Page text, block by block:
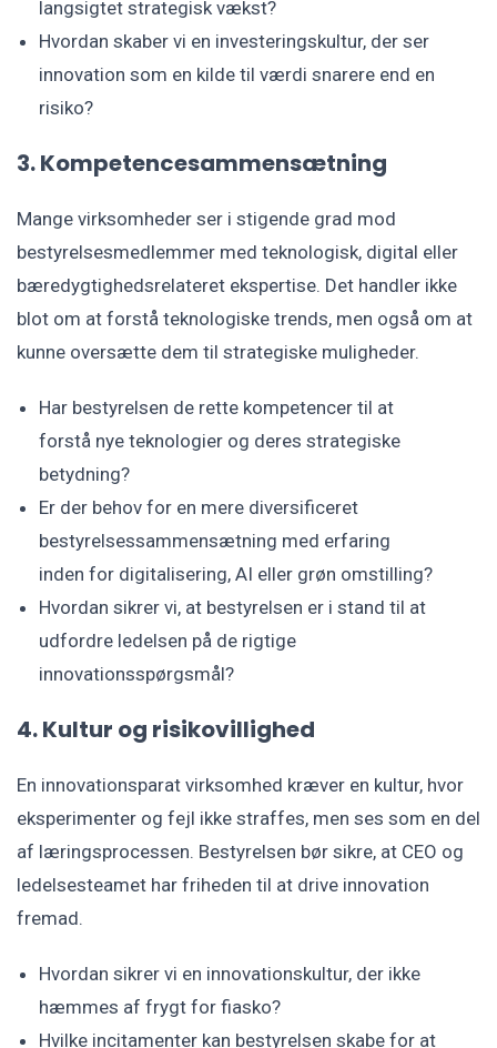
langsigtet strategisk vækst?
Hvordan skaber vi en investeringskultur, der ser
innovation som en kilde til værdi snarere end en
risiko?
3. Kompetencesammensætning
Mange virksomheder ser i stigende grad mod
bestyrelsesmedlemmer med teknologisk, digital eller
bæredygtighedsrelateret ekspertise. Det handler ikke
blot om at forstå teknologiske trends, men også om at
kunne oversætte dem til strategiske muligheder.
Har bestyrelsen de rette kompetencer til at
forstå nye teknologier og deres strategiske
betydning?
Er der behov for en mere diversificeret
bestyrelsessammensætning med erfaring
inden for digitalisering, AI eller grøn omstilling?
Hvordan sikrer vi, at bestyrelsen er i stand til at
udfordre ledelsen på de rigtige
innovationsspørgsmål?
4. Kultur og risikovillighed
En innovationsparat virksomhed kræver en kultur, hvor
eksperimenter og fejl ikke straffes, men ses som en del
af læringsprocessen. Bestyrelsen bør sikre, at CEO og
ledelsesteamet har friheden til at drive innovation
fremad.
Hvordan sikrer vi en innovationskultur, der ikke
hæmmes af frygt for fiasko?
Hvilke incitamenter kan bestyrelsen skabe for at